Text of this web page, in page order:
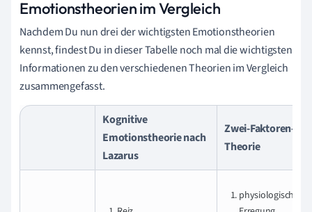
Emotionstheorien im Vergleich
Nachdem Du nun drei der wichtigsten Emotionstheorien
kennst, findest Du in dieser Tabelle noch mal die wichtigsten
Informationen zu den verschiedenen Theorien im Vergleich
zusammengefasst.
Kognitive
Emotionstheorie nach
Lazarus
Zwei-Faktoren-
Theorie
physiologische